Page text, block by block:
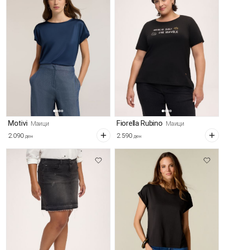
Motivi Маици
2.090 ден
Fiorella Rubino Маици
2.590 ден